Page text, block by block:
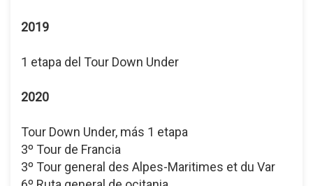
2019
1 etapa del Tour Down Under
2020
Tour Down Under, más 1 etapa
3º Tour de Francia
3º Tour general des Alpes-Maritimes et du Var